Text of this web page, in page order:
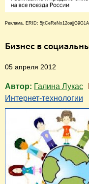
Реклама. ERID:
Бизнес в
05 апреля 2012
Автор: Галина Лукас
Интернет-технологии